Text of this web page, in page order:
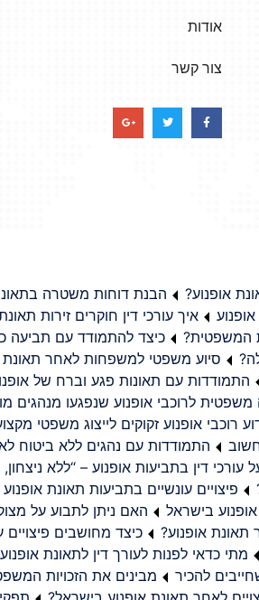
אודות
צור קשר
אופנוע?
הבנת דוחות משטרה
איך עורכי דין חוקרים זירות
המשפטית?
כיצד להתמודד עם תביעה
סיוע משפטי למשפחות לאחר תאונת
התמודדות עם תאונות פגע וברח של
משפטית לרוכבי אופנוע שנפגעו מנהגים
רוכבי אופנוע זקוקים לייצוג משפטי
התמודדות עם נהגים ללא ביטוח
דין בתביעות אופנוע – “ללא
פיצויים עונשיים בתביעות תאונת
בישראל
האם ניתן לתבוע על
אופנוע?
כיצד מחושבים
מתי כדאי לפנות לעורך דין לתאונת
להכיר
מבינים את הזכויות